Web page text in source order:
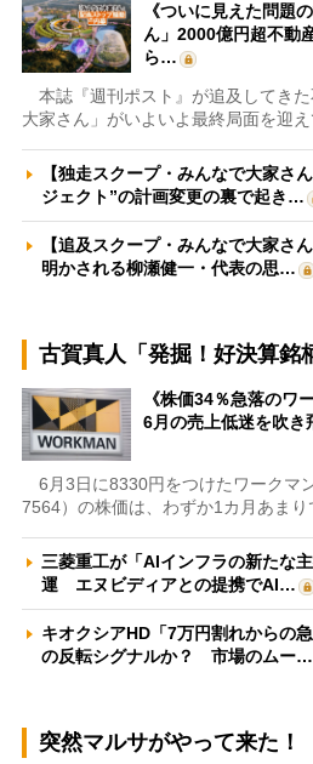
《ついに見えた問題
ん」2000億円超不動
ら…
本誌『週刊ポスト』が追及してき
大家さん」がいよいよ最終局面を迎
【独走スクープ・みんなで大家さ
ジェクト”の計画変更の裏で起き…
【追及スクープ・みんなで大家さ
明かされる柳瀬健一・代表の思…
古賀真人「発掘！好決算銘
《株価34％急落のワ
6月の売上低迷を吹
6月3日に8330円をつけたワークマ
7564）の株価は、わずか1カ月あまり
三菱重工が「AIインフラの新たな
運 エヌビディアとの提携でAI…
キオクシアHD「7万円割れからの
の反転シグナルか？ 市場のムー…
突然マルサがやって来た！